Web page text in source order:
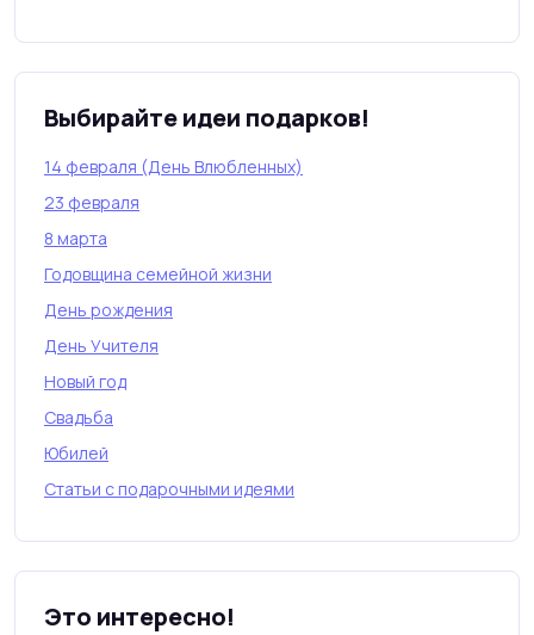
Выбирайте идеи подарков!
14 февраля (День Влюбленных)
23 февраля
8 марта
Годовщина семейной жизни
День рождения
День Учителя
Новый год
Свадьба
Юбилей
Статьи с подарочными идеями
Это интересно!